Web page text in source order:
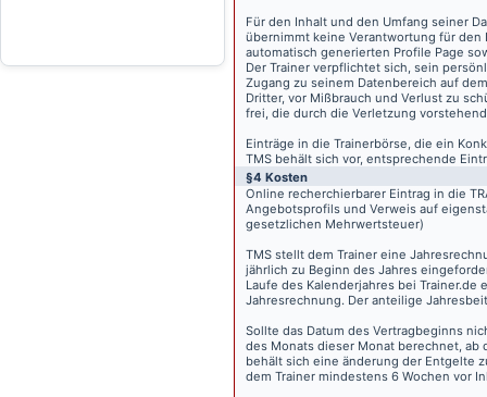
Für den Inhalt und den Umfang seiner
übernimmt keine Verantwortung für den
automatisch generierten Profile Page
Der Trainer verpflichtet sich, sein
Zugang zu seinem Datenbereich auf
Dritter, vor Mißbrauch und Verlust zu
frei, die durch die Verletzung
Einträge in die Trainerbörse, die ein
TMS behält sich vor, entsprechende
§4 Kosten
Online recherchierbarer Eintrag in die
Angebotsprofils und Verweis auf
gesetzlichen Mehrwertsteuer)
TMS stellt dem Trainer eine
jährlich zu Beginn des Jahres
Laufe des Kalenderjahres bei
Jahresrechnung. Der anteilige
Sollte das Datum des Vertragbeginns
des Monats dieser Monat berechnet, ab
behält sich eine änderung der Entgelte
dem Trainer mindestens 6 Wochen vor